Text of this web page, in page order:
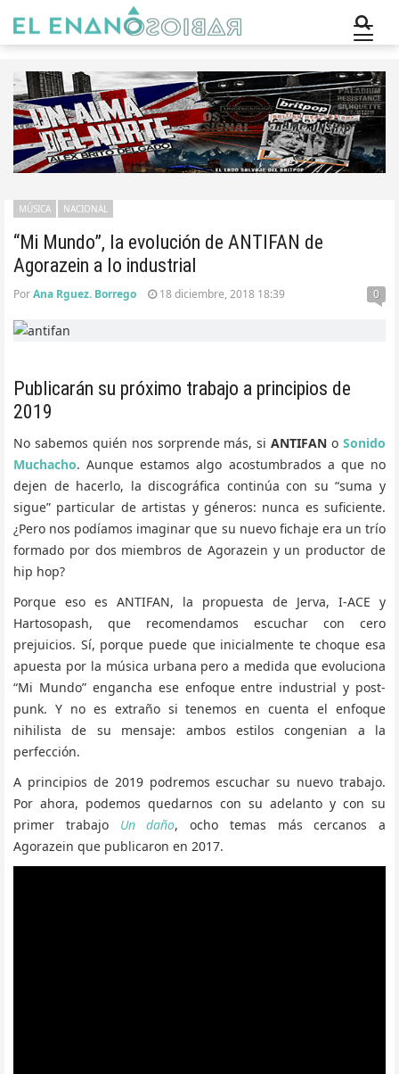
“Mi Mundo”, la evolución de ANTIFAN de
Agorazein a lo industrial
MÚSICA NACIONAL
PorAna Rguez. Borrego 18 diciembre, 2018 18:39 0
Publicarán su próximo trabajo a principios de
2019
No sabemos quién nos sorprende más, siANTIFAN oSonido
Muchacho. Aunque estamos algo acostumbrados a que no
dejen de hacerlo, la discográfica continúa con su “suma y
sigue” particular de artistas y géneros: nunca es suficiente.
¿Pero nos podíamos imaginar que su nuevo fichaje era un trío
formado por dos miembros de Agorazein y un productor de
hip hop?
Porque eso es ANTIFAN, la propuesta de Jerva, I-ACE y
Hartosopash, que recomendamos escuchar con cero
prejuicios. Sí, porque puede que inicialmente te choque esa
apuesta por la música urbana pero a medida que evoluciona
“Mi Mundo” engancha ese enfoque entre industrial y post-
punk. Y no es extraño si tenemos en cuenta el enfoque
nihilista de su mensaje: ambos estilos congenian a la
perfección.
A principios de 2019 podremos escuchar su nuevo trabajo.
Por ahora, podemos quedarnos con su adelanto y con su
primer trabajo Un daño, ocho temas más cercanos a
Agorazein que publicaron en 2017.